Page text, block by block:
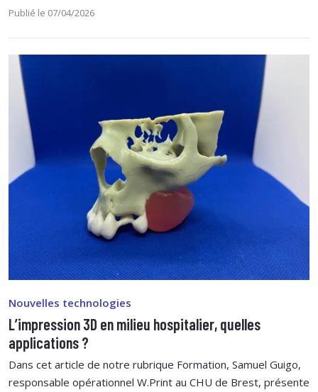
Publié le 07/04/2026
Nouvelles technologies
L’impression 3D en milieu hospitalier, quelles
applications ?
Dans cet article de notre rubrique Formation, Samuel Guigo,
responsable opérationnel W.Print au CHU de Brest, présente